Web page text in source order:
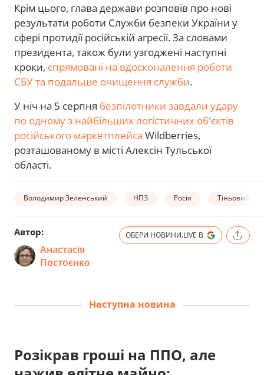
Крім цього, глава держави розповів про нові
результати роботи Служби безпеки України у
сфері протидії російській агресії. За словами
президента, також були узгоджені наступні
кроки, спрямовані на вдосконалення роботи
СБУ та подальше очищення служби.
У ніч на 5 серпня безпілотники завдали удару
по одному з найбільших логістичних об'єктів
російського маркетплейса Wildberries,
розташованому в місті Алексін Тульської
області.
Володимир Зеленський НПЗ Росія Тіньовий
Автор:
Анастасія
Постоєнко
ОБЕРИ НОВИНИ.LIVE В
Наступна новина
Розікрав гроші на ППО, але